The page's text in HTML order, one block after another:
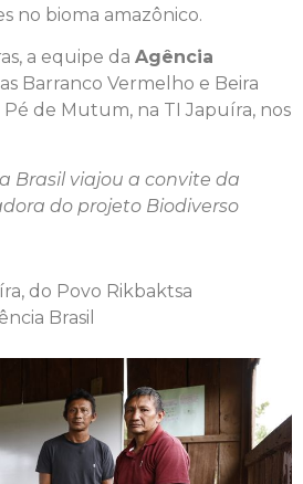
no bioma amazônico.
a equipe da Agência
Barranco Vermelho e Beira
Pé de Mutum, na TI Japuíra, nos
Brasil viajou a convite da
do projeto Biodiverso
do Povo Rikbaktsa
Brasil